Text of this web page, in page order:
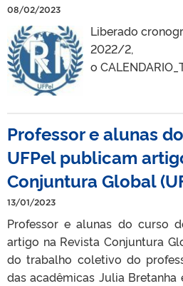
08/02/2023
Liberado
o
Professor e alunas
UFPel publicam
Conjuntura Global
13/01/2023
Professor e alunas do curso
artigo na Revista Conjuntura
do trabalho coletivo do
das acadêmicas Julia Bretanha